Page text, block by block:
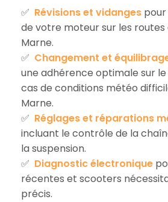
Révisions et vidanges
de votre moteur sur les routes
Marne.
Changement et
une adhérence optimale sur
cas de conditions météo
Marne.
Réglages et réparations
incluant le contrôle de la
la suspension.
Diagnostic électronique
récentes et scooters
précis.